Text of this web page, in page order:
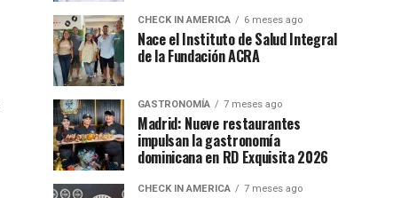
CHECK IN AMERICA 6 meses ago
Nace el Instituto de Salud Integral
de la Fundación ACRA
GASTRONOMÍA 7 meses ago
Madrid: Nueve restaurantes
impulsan la gastronomía
dominicana en RD Exquisita 2026
CHECK IN AMERICA 7 meses ago